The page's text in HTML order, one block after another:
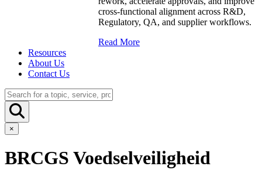
cross-functional alignment across R&D,
Regulatory, QA, and supplier workflows.
Read More
Resources
About Us
Contact Us
×
BRCGS Voedselveiligheid